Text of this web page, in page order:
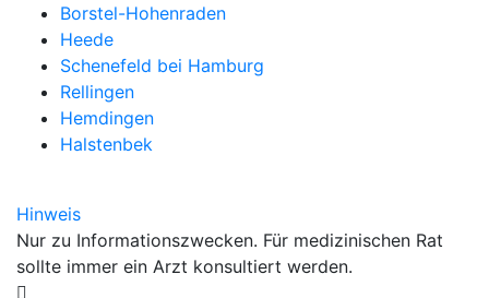
Borstel-Hohenraden
Heede
Schenefeld bei Hamburg
Rellingen
Hemdingen
Halstenbek
Hinweis
Nur zu Informationszwecken. Für medizinischen Rat
sollte immer ein Arzt konsultiert werden.